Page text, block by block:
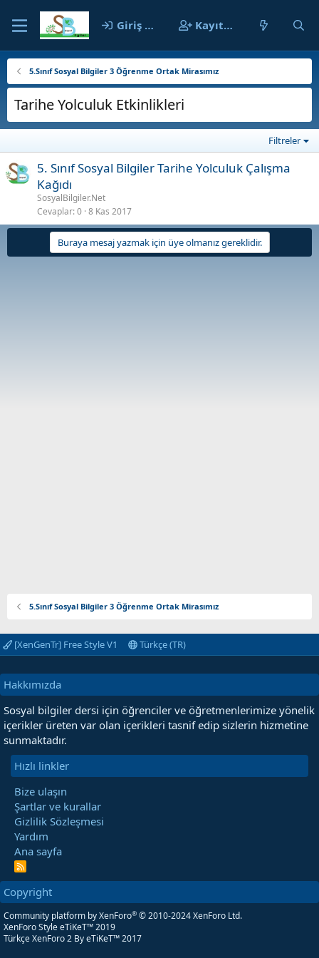
Giriş yap Kayıt ol
5.Sınıf Sosyal Bilgiler 3 Öğrenme Ortak Mirasımız
Tarihe Yolculuk Etkinlikleri
Filtreler
5. Sınıf Sosyal Bilgiler Tarihe Yolculuk Çalışma
Kağıdı
SosyalBilgiler.Net
Cevaplar 0 8 Kas 2017
Buraya mesaj yazmak için üye olmanız gereklidir.
5.Sınıf Sosyal Bilgiler 3 Öğrenme Ortak Mirasımız
[XenGenTr] Free Style V1 Türkçe (TR)
Hakkımızda
Sosyal bilgiler dersi için öğrenciler ve öğretmenlerimize yönelik
içerikler üreten var olan içerikleri tasnif edip sizlerin hizmetine
sunmaktadır.
Hızlı linkler
Bize ulaşın
Şartlar ve kurallar
Gizlilik Sözleşmesi
Yardım
Ana sayfa
R
S
Copyright
Community platform by XenForo® © 2010-2024 XenForo Ltd.
XenForo Style eTiKeT™ 2019
Türkçe XenForo 2 By eTiKeT™ 2017